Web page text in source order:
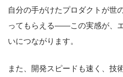
自分の手がけたプロダクトが世
ってもらえる――この実感が、
いにつながります。
また、開発スピードも速く、技